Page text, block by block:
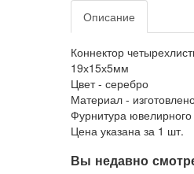
Описание
Коннектор
19х15х5мм
Цвет - серебро
Материал -
Фурнитура ювелирного
Цена указана за 1 шт.
Вы недавно